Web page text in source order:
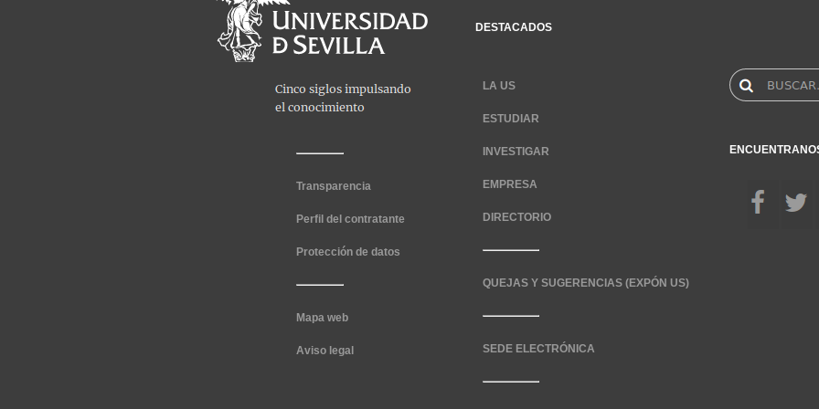
Transparencia
Perfil del contratante
Protección de datos
Mapa web
Aviso legal
DESTACADOS
LA US
ESTUDIAR
INVESTIGAR
EMPRESA
DIRECTORIO
QUEJAS Y SUGERENCIAS (EXPÓN US)
SEDE ELECTRÓNICA